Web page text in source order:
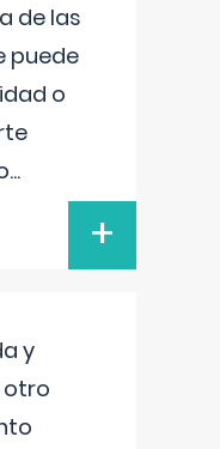
de las
puede
o
...
+
y
otro